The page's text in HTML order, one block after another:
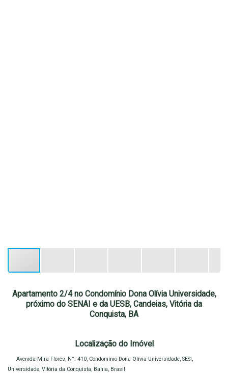
Apartamento 2/4 no Condomínio Dona Olívia Universidade,
próximo do SENAI e da UESB, Candeias, Vitória da
Conquista, BA
Localização do Imóvel
Avenida Mira Flores N°: 410 Condomínio Dona Olívia Universidade SESI
Universidade Vitória da Conquista Bahia Brasil